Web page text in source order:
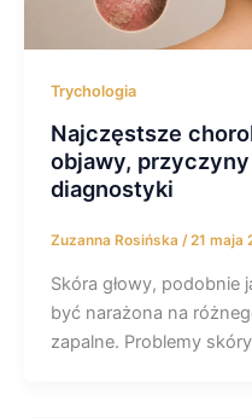
Trychologia
Najczęstsze
objawy,
diagnostyki
Zuzanna Rosińska /21 maja
Skóra głowy, podobnie
być narażona na
zapalne. Problemy